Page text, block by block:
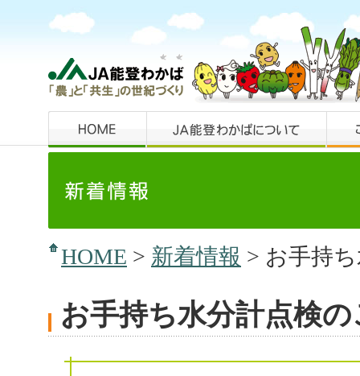
HOME > 新着情報 > お手持
お手持ち水分計点検